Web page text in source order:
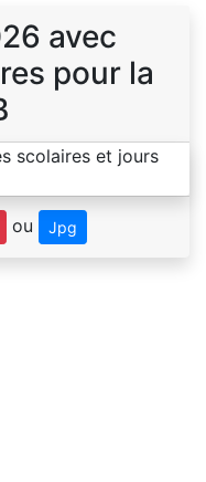
avec
pour la
ou Jpg